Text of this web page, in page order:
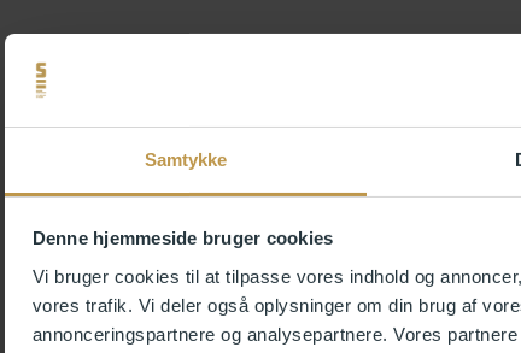
Samtykke
Denne hjemmeside bruger cookies
Vi bruger cookies til at tilpasse vores indhold og
vores trafik. Vi deler også oplysninger om din brug af
annonceringspartnere og analysepartnere. Vores